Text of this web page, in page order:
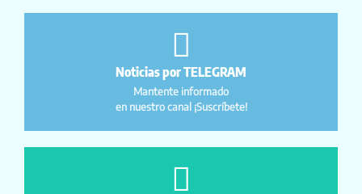
Noticias por TELEGRAM
Mantente informado
en nuestro canal ¡Suscríbete!